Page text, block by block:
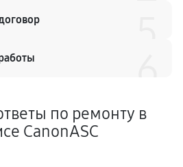
по ремонту в
CanonASC